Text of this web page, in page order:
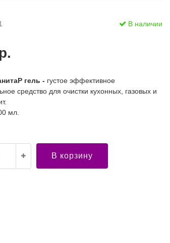
В наличии
гель - густое эффективное
средство для очистки кухонных, газовых и
мл.
В корзину